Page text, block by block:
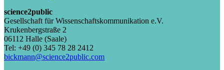
science2public
Gesellschaft für Wissenschaftskommunikation e.V.
Krukenbergstraße 2
06112 Halle (Saale)
Tel: +49 (0) 345 78 28 2412
bickmann@science2public.com